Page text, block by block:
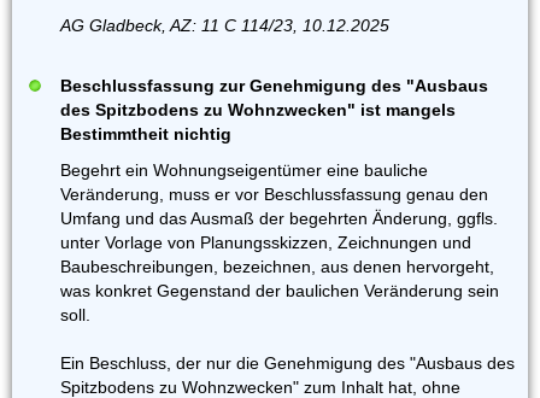
AG Gladbeck, AZ: 11 C 114/23, 10.12.2025
Beschlussfassung zur Genehmigung des "Ausbaus
des Spitzbodens zu Wohnzwecken" ist mangels
Bestimmtheit nichtig
Begehrt ein Wohnungseigentümer eine bauliche
Veränderung, muss er vor Beschlussfassung genau den
Umfang und das Ausmaß der begehrten Änderung, ggfls.
unter Vorlage von Planungsskizzen, Zeichnungen und
Baubeschreibungen, bezeichnen, aus denen hervorgeht,
was konkret Gegenstand der baulichen Veränderung sein
soll.
Ein Beschluss, der nur die Genehmigung des "Ausbaus des
Spitzbodens zu Wohnzwecken" zum Inhalt hat, ohne